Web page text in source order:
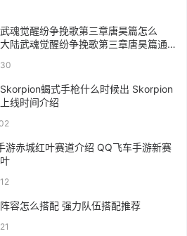
魂觉醒纷争挽歌第三章唐昊篇怎么
陆武魂觉醒纷争挽歌第三章唐昊篇通
蝎式手枪什么时候出 Skorpion
线时间介绍
游赤城红叶赛道介绍 QQ飞车手游新赛
容怎么搭配 强力队伍搭配推荐